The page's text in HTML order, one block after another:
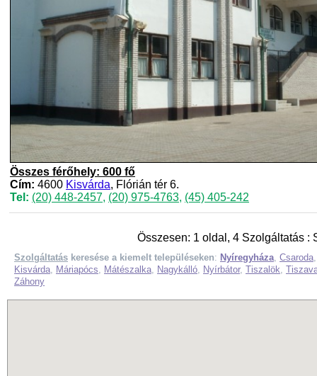
Összes férőhely: 600 fő
Cím: 4600 Kisvárda, Flórián tér 6.
Tel: (20) 448-2457, (20) 975-4763, (45) 405-242
Összesen: 1 oldal, 4 Szolgáltatás :
Szolgáltatás keresése a kiemelt településeken: Nyíregyháza, Csaroda
Kisvárda, Máriapócs, Mátészalka, Nagykálló, Nyírbátor, Tiszalök,
Záhony